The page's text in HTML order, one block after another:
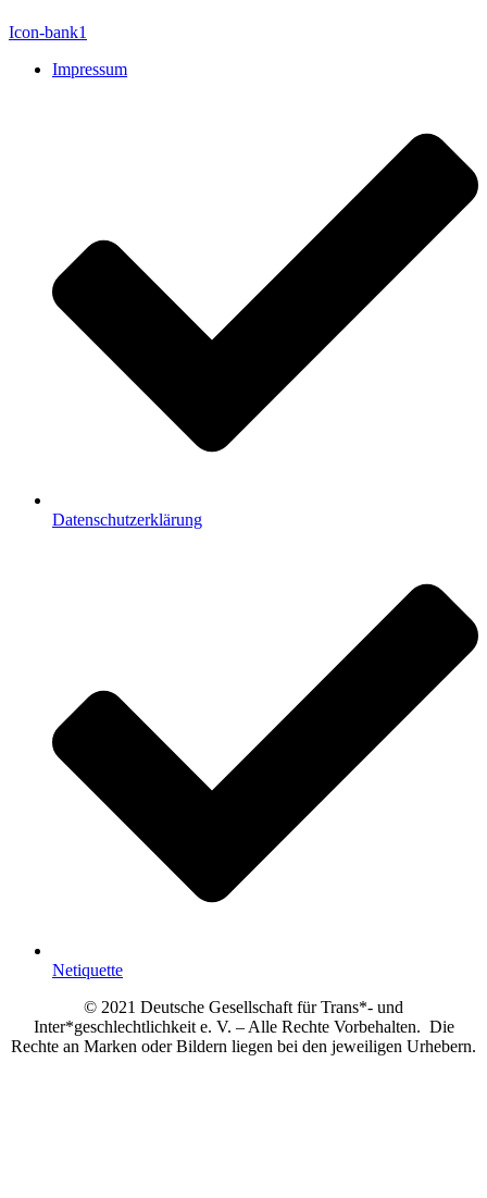
Icon-bank1
Impressum
Datenschutzerklärung
Netiquette
© 2021 Deutsche Gesellschaft für Trans*- und
Inter*geschlechtlichkeit e. V. – Alle Rechte Vorbehalten. Die
Rechte an Marken oder Bildern liegen bei den jeweiligen Urhebern.